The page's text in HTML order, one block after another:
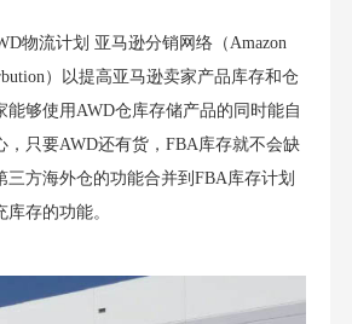
物流计划 亚马逊分销网络（Amazon
）以提高亚马逊卖家产品库存和仓
能够使用AWD仓库存储产品的同时能自
，只要AWD还有货，FBA库存就不会缺
三方海外仓的功能合并到FBA库存计划
存的功能。